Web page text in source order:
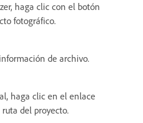
haga clic con el botón
fotográfico.
de archivo.
haga clic en el enlace
del proyecto.